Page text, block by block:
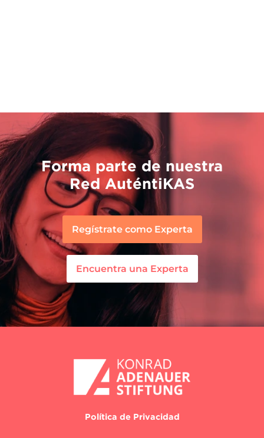
Forma parte de nuestra
Red AuténtiKAS
Regístrate como Experta
Encuentra una Experta
Política de Privacidad